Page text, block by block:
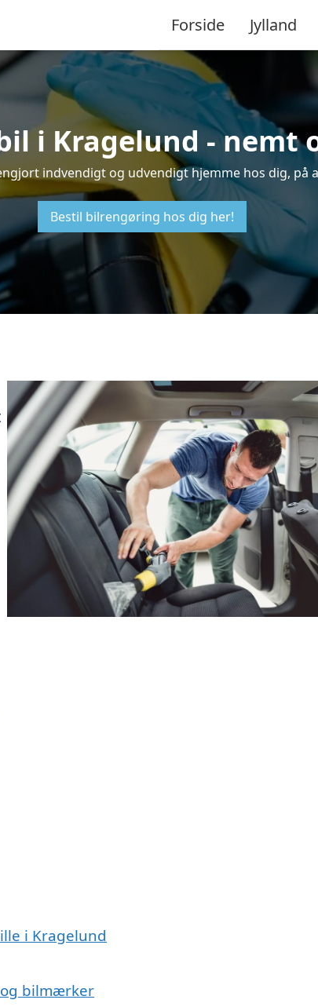
Forside Jylland
i Kragelund - nemt
indvendigt og udvendigt hjemme hos dig, på
Bestil bilrengøring hos dig her!
i Kragelund
bilmærker